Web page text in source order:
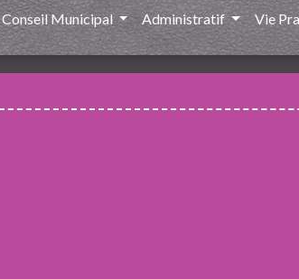
Conseil Municipal Administratif Vie